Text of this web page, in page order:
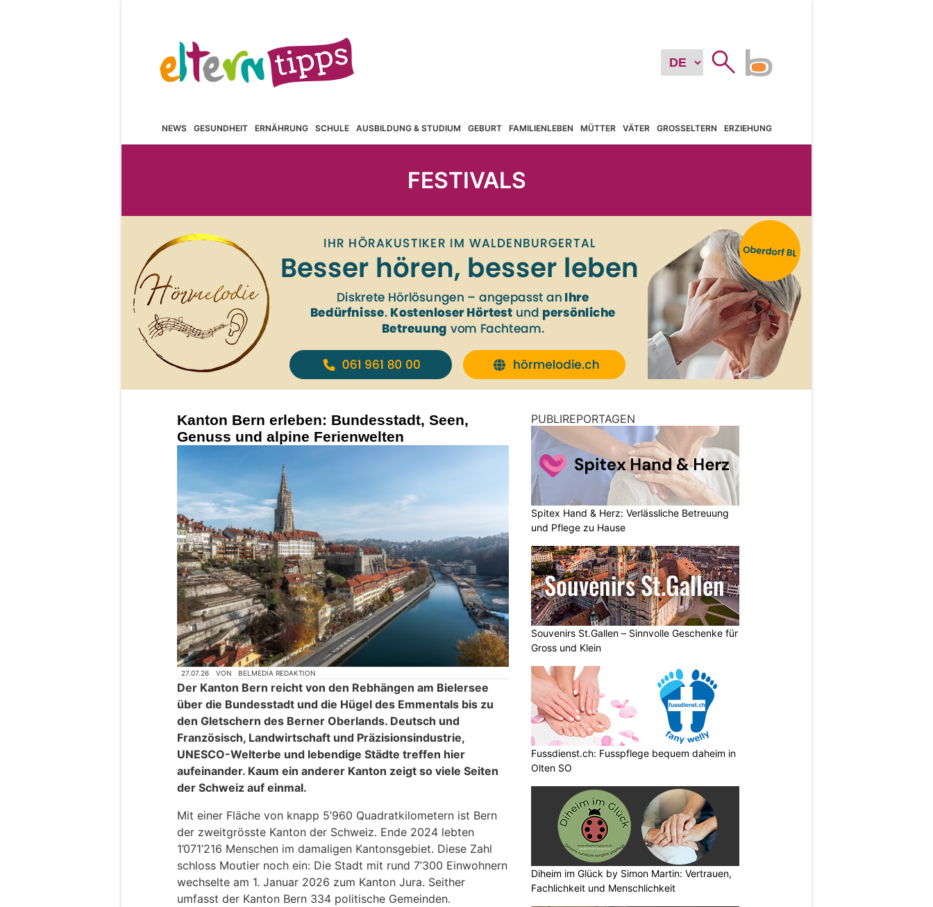
NEWS GESUNDHEIT ERNÄHRUNG SCHULE AUSBILDUNG & STUDIUM GEBURT FAMILIENLEBEN MÜTTER VÄTER GROSSELTERN ERZIEHUNG
FESTIVALS
Kanton Bern erleben: Bundesstadt, Seen,
Genuss und alpine Ferienwelten
27.07.26 VON BELMEDIA REDAKTION
Der Kanton Bern reicht von den Rebhängen am Bielersee
über die Bundesstadt und die Hügel des Emmentals bis zu
den Gletschern des Berner Oberlands. Deutsch und
Französisch, Landwirtschaft und Präzisionsindustrie,
UNESCO-Welterbe und lebendige Städte treffen hier
aufeinander. Kaum ein anderer Kanton zeigt so viele Seiten
der Schweiz auf einmal.
Mit einer Fläche von knapp 5’960 Quadratkilometern ist Bern
der zweitgrösste Kanton der Schweiz. Ende 2024 lebten
1’071’216 Menschen im damaligen Kantonsgebiet. Diese Zahl
schloss Moutier noch ein: Die Stadt mit rund 7’300 Einwohnern
wechselte am 1. Januar 2026 zum Kanton Jura. Seither
umfasst der Kanton Bern 334 politische Gemeinden.
PUBLIREPORTAGEN
Spitex Hand & Herz: Verlässliche Betreuung
und Pflege zu Hause
Souvenirs St.Gallen – Sinnvolle Geschenke für
Gross und Klein
Fussdienst.ch: Fusspflege bequem daheim in
Olten SO
Diheim im Glück by Simon Martin: Vertrauen,
Fachlichkeit und Menschlichkeit